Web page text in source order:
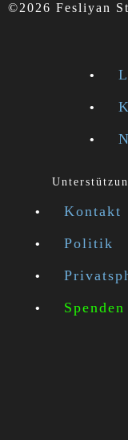
©2026 Fesliyan
Kontakt
Politik
Spenden